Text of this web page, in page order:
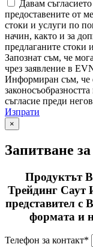
Давам
предоставените от
стоки и услуги по
начин, както и за
предлаганите стоки
Запознат съм, че
чрез заявление в
Информиран съм, че
съгласие преди
Изпрати
×
Запитване
Продуктът
Трейдинг Саут
представител с
формата и
Телефон за контакт*